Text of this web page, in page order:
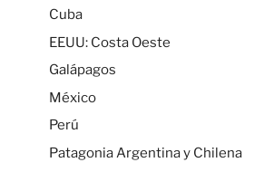
Cuba
EEUU: Costa Oeste
Galápagos
México
Perú
Patagonia Argentina y Chilena